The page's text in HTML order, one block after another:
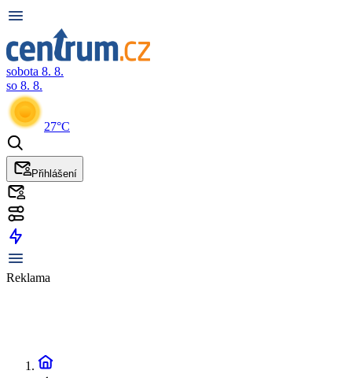
sobota 8. 8.
so 8. 8.
27°C
Přihlášení
Reklama